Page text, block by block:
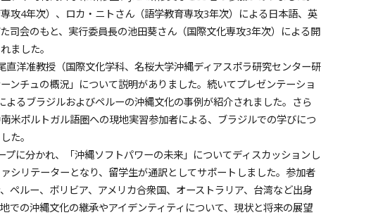
攻4年次）、ロカ・ニトさん（語学教育専攻3年次）による日本語、英
司会のもと、実行委員長の池田葵さん（国際文化専攻3年次）による開
ました。
洋准教授（国際文化学科、名桜大学沖縄ディアスポラ研究センター研
ンチュの概況」について説明がありました。続いてプレゼンテーショ
よるブラジルおよびペルーの沖縄文化の事例が紹介されました。さら
米ポルトガル語圏への現地実習参加者による、ブラジルでの学びにつ
た。
に分かれ、「沖縄ソフトパワーの未来」についてディスカッションし
シリテーターとなり、留学生が通訳としてサポートしました。参加者
ペルー、ボリビア、アメリカ合衆国、オーストラリア、台湾など出身
での沖縄文化の継承やアイデンティティについて、現状と将来の展望